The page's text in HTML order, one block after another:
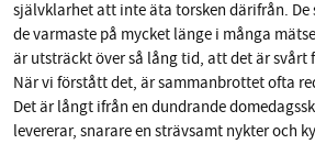
självklarhet att inte äta torsken därifrån. De
de varmaste på mycket länge i många
är utsträckt över så lång tid, att det är svårt
När vi förstått det, är sammanbrottet ofta
Det är långt ifrån en dundrande
levererar, snarare en strävsamt nykter och